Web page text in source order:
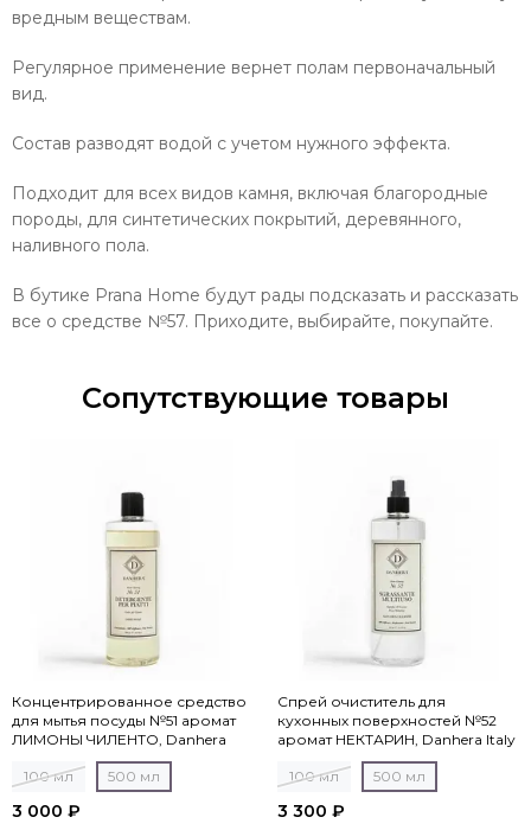
вредным веществам.
Регулярное применение вернет полам первоначальный
вид.
Состав разводят водой с учетом нужного эффекта.
Подходит для всех видов камня, включая благородные
породы, для синтетических покрытий, деревянного,
наливного пола.
В бутике Prana Home будут рады подсказать и рассказать
все о средстве №57. Приходите, выбирайте, покупайте.
Сопутствующие товары
Концентрированное средство
для мытья посуды №51 аромат
ЛИМОНЫ ЧИЛЕНТО, Danhera
100 мл
500 мл
3 000 ₽
Спрей очиститель для
кухонных поверхностей №52
аромат НЕКТАРИН, Danhera Italy
100 мл 500 мл
3 300 ₽